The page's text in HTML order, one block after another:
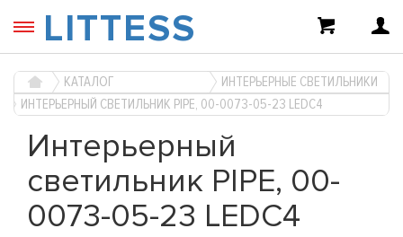
LITTESS
КАТАЛОГ
ИНТЕРЬЕРНЫЕ СВЕТИЛЬНИКИ
ИНТЕРЬЕРНЫЙ СВЕТИЛЬНИК PIPE, 00-0073-05-23 LEDC4
Интерьерный
светильник PIPE, 00-
0073-05-23 LEDC4